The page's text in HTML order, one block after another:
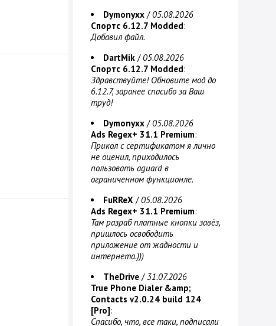
Dymonyxx /05.08.2026
Спортс 6.12.7 Modded:
Добавил файл.
DartMik /05.08.2026
Спортс 6.12.7 Modded:
Здравствуйте! Обновите мод до
6.12.7, заранее спасибо за Ваш
труд!
Dymonyxx /05.08.2026
Ads Regex+ 31.1 Premium:
Прикол с сертификатом я лично
не оценил, приходилось
пользовать aguard в
ограниченном функционле.
FuRReX /05.08.2026
Ads Regex+ 31.1 Premium:
Там разраб платные кнопки завёз,
пришлось освободить
приложение от жадности и
интернета.)))
TheDrive /31.07.2026
True Phone Dialer &amp;
Contacts v2.0.24 build 124
[Pro]:
Спасибо, что, все таки, подписали